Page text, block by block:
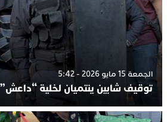
الجمعة 15 مايو 2026 - 5:42
توقيف شابين ينتميان لخلية “داعش”